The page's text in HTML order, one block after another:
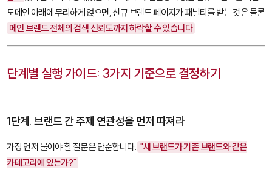
도메인 아래에 무리하게 얹으면, 신규 브랜드 페이지가 패널티를 받는 것은 물론
메인 브랜드 전체의 검색 신뢰도까지 하락할 수 있습니다 .
단계별 실행 가이드: 3가지 기준으로 결정하기
1단계. 브랜드 간 주제 연관성을 먼저 따져라
가장 먼저 물어야 할 질문은 단순합니다. "새 브랜드가 기존 브랜드와 같은
카테고리에 있는가?"